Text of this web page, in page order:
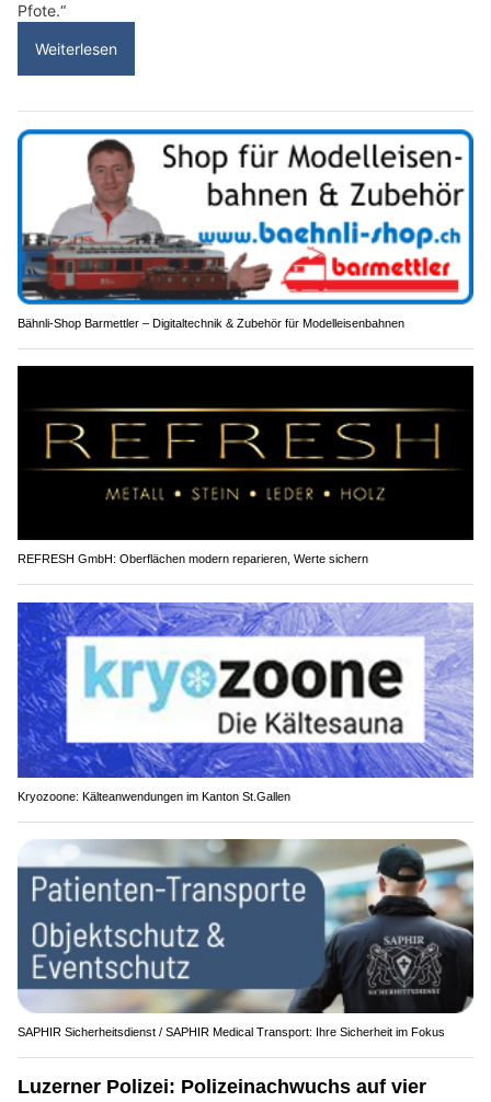
Pfote.“
Weiterlesen
Bähnli-Shop Barmettler – Digitaltechnik & Zubehör für Modelleisenbahnen
REFRESH GmbH: Oberflächen modern reparieren, Werte sichern
Kryozoone: Kälteanwendungen im Kanton St.Gallen
SAPHIR Sicherheitsdienst / SAPHIR Medical Transport: Ihre Sicherheit im Fokus
Luzerner Polizei: Polizeinachwuchs auf vier